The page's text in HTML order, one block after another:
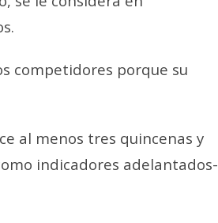
competidores porque su
al menos tres quincenas y
indicadores adelantados-